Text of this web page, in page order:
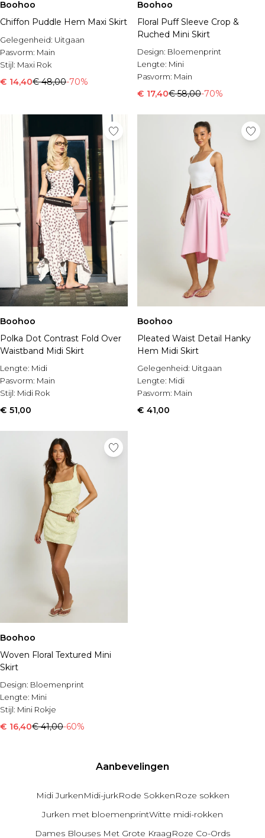
Boohoo
Chiffon Puddle Hem Maxi Skirt
Gelegenheid: Uitgaan
Pasvorm: Main
Stijl: Maxi Rok
€ 14,40€ 48,00-70%
Boohoo
Floral Puff Sleeve Crop &
Ruched Mini Skirt
Design: Bloemenprint
Lengte: Mini
Pasvorm: Main
€ 17,40€ 58,00-70%
Boohoo
Polka Dot Contrast Fold Over
Waistband Midi Skirt
Lengte: Midi
Pasvorm: Main
Stijl: Midi Rok
€ 51,00
Boohoo
Pleated Waist Detail Hanky
Hem Midi Skirt
Gelegenheid: Uitgaan
Lengte: Midi
Pasvorm: Main
€ 41,00
Boohoo
Woven Floral Textured Mini
Skirt
Design: Bloemenprint
Lengte: Mini
Stijl: Mini Rokje
€ 16,40€ 41,00-60%
Aanbevelingen
Midi JurkenMidi-jurkRode SokkenRoze sokken
Jurken met bloemenprintWitte midi-rokken
Dames Blouses Met Grote KraagRoze Co-Ords